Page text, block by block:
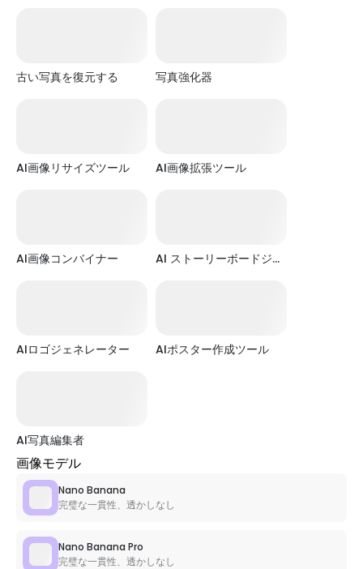
古い写真を復元する 写真強化器
AI画像リサイズツール AI画像拡張ツール
AI画像コンバイナー
AI ストーリーボードジェ
AIロゴジェネレーター AIポスター作成ツール
AI写真編集者
画像モデル
Nano Banana
完璧な一貫性、透かしなし
Nano Banana Pro
完璧な一貫性、透かしなし